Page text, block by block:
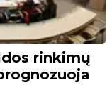
rinkimų